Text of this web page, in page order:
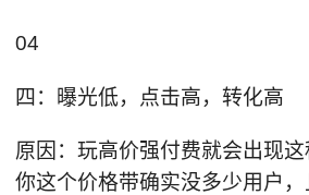
04
四：曝光低，点击高，转化高
原因：玩高价强付费就会出现
你这个价格带确实没多少用户